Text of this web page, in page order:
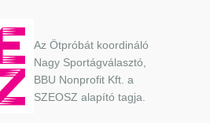
Az Ötpróbát koordináló
Nagy Sportágválasztó,
BBU Nonprofit Kft. a
SZEOSZ alapító tagja.